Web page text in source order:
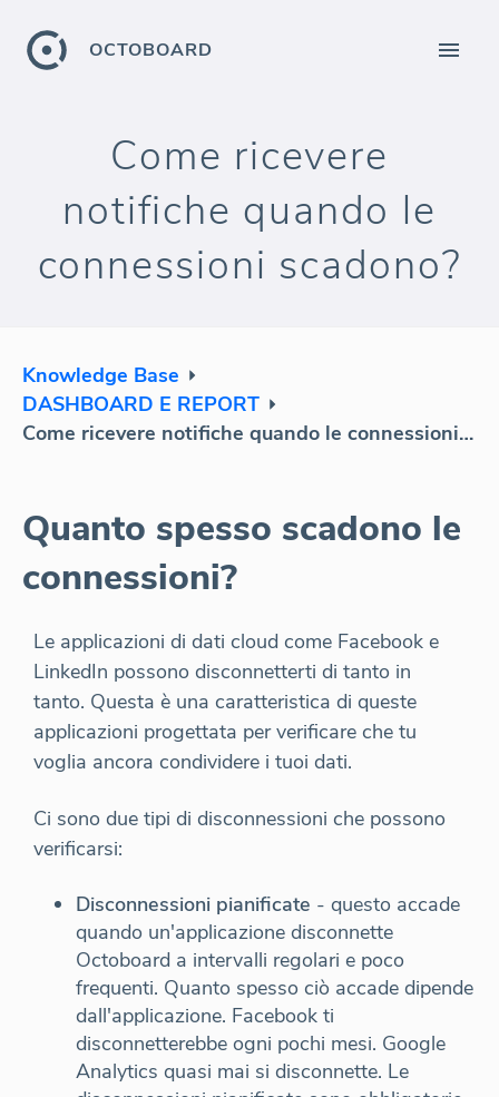
OCTOBOARD
Come ricevere
notifiche quando le
connessioni scadono?
Knowledge Base
DASHBOARD E REPORT
Come ricevere notifiche quando le connessioni scadono?
Quanto spesso scadono le
connessioni?
Le applicazioni di dati cloud come Facebook e
LinkedIn possono disconnetterti di tanto in
tanto. Questa è una caratteristica di queste
applicazioni progettata per verificare che tu
voglia ancora condividere i tuoi dati.
Ci sono due tipi di disconnessioni che possono
verificarsi:
Disconnessioni pianificate - questo accade
quando un'applicazione disconnette
Octoboard a intervalli regolari e poco
frequenti. Quanto spesso ciò accade dipende
dall'applicazione. Facebook ti
disconnetterebbe ogni pochi mesi. Google
Analytics quasi mai si disconnette. Le